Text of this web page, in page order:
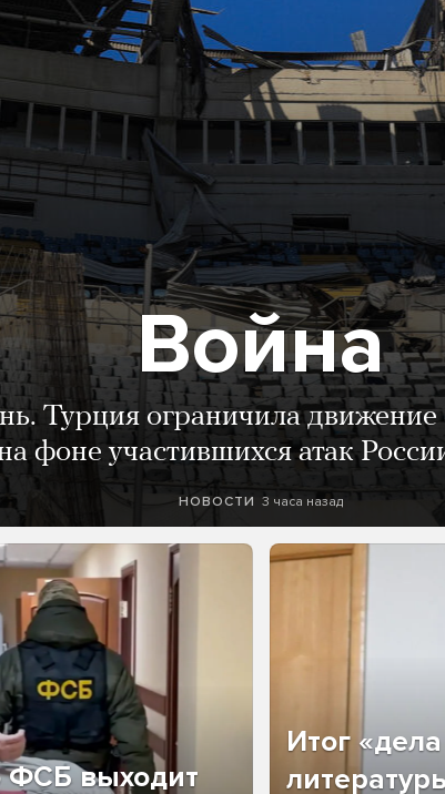
Война
Турция ограничила
фоне участившихся атак
НОВОСТИ 3 часа назад
ФСБ выходит
Итог